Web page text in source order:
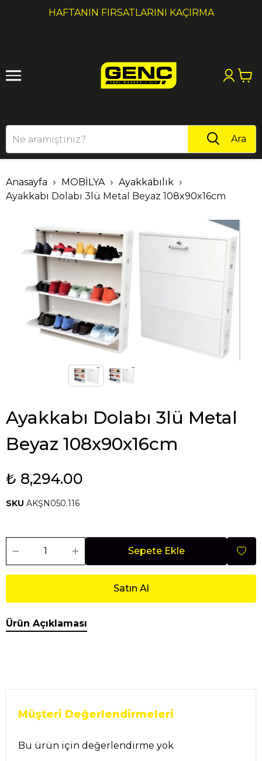
1000₺ ÜZERI ALIŞVERIŞLERDE KARGO
1 2
Ara
Anasayfa MOBİLYA
Ayakkabılık
Ayakkabı Dolabı 3lü Metal Beyaz 108x90x16cm
Ayakkabı Dolabı 3lü Metal
Beyaz 108x90x16cm
₺ 8,294.00
SKU AKŞN050.116
Sepete Ekle
Satın Al
Ürün Açıklaması
Müşteri Değerlendirmeleri
Bu ürün için değerlendirme yok